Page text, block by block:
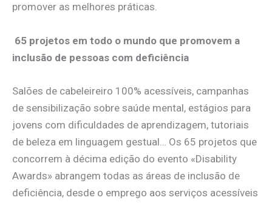
promover as melhores práticas.
65 projetos em todo o mundo que promovem a
inclusão de pessoas com deficiência
Salões de cabeleireiro 100% acessíveis, campanhas
de sensibilização sobre saúde mental, estágios para
jovens com dificuldades de aprendizagem, tutoriais
de beleza em linguagem gestual… Os 65 projetos que
concorrem à décima edição do evento «Disability
Awards» abrangem todas as áreas de inclusão de
deficiência, desde o emprego aos serviços acessíveis